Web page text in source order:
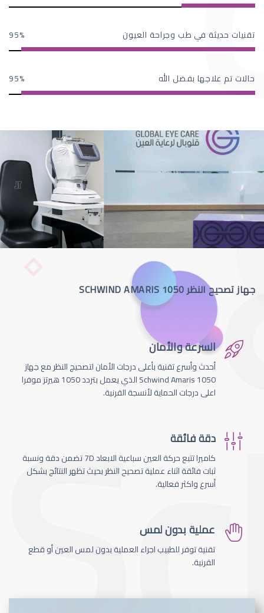
تقنيات حديثة في طب وجراحة العيون 95
حالات تم علاجها بفضل الله 95
جهاز تصحيح النظر SCHWIND AMARIS 1050
السرعة والأمان
أحدث وأسرع تقنية بأعلى درجات الأمان لتصحيج النظر مع جهاز
Schwind Amaris 1050 الذي يعمل بتردد 1050 هيرتز موفرا
اعلى درجات الحماية لأنسجة القرنية.
دقة فائقة
كاميرا تتبع حركة العين سباعية الابعاد 7D تضمن دقة ونسبة
ثبات فائقة اثناء عملية تصحيح النظر بحيث تظهر النتائج بشكل
أسرع واكثر فعالية.
عملية بدون لمس
تقنية توفر للطبيب اجراء العملية بدون لمس العين أو قطع
القرنية.